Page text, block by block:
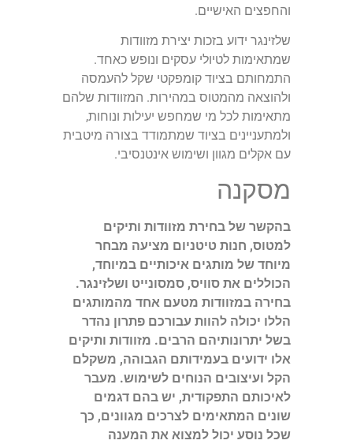
והחפצים האישיים.
שלזינגר ידוע בזכות יצירת מזוודות
שמתאימות לטיולי עסקים ונופש כאחד.
התמחותם בציוד קומפקטי שקל להעמסה
ולהוצאה מהמטוס במהירות. המזוודות שלהם
מתאימות לכל מי שמחפש יעילות ונוחות,
ולמתעניינים בציוד שמתמודד בצורה מיטבית
עם אקלים מגוון ושימוש אינטנסיבי.
מסקנה
בהקשר של בחירת מזוודות ותיקים
למטוס, חנות טיטניום מציעה מבחר
מיוחד של מותגים איכותיים במיוחד,
הכוללים את סוויס, סמסונייט ושלזינגר.
בחירה במזוודות מטעם אחד מהמותגים
הללו יכולה להוות עבורכם פתרון נהדר
בשל יתרונותיהם הרבים. מזוודות ותיקים
אלו ידועים בעמידותם הגבוהה, משקלם
הקל ועיצובים הנוחים לשימוש. מעבר
לאיכותם התפקודית, יש בהם דגמים
שונים המתאימים לצרכים מגוונים, כך
שכל נוסע יכול למצוא את המענה